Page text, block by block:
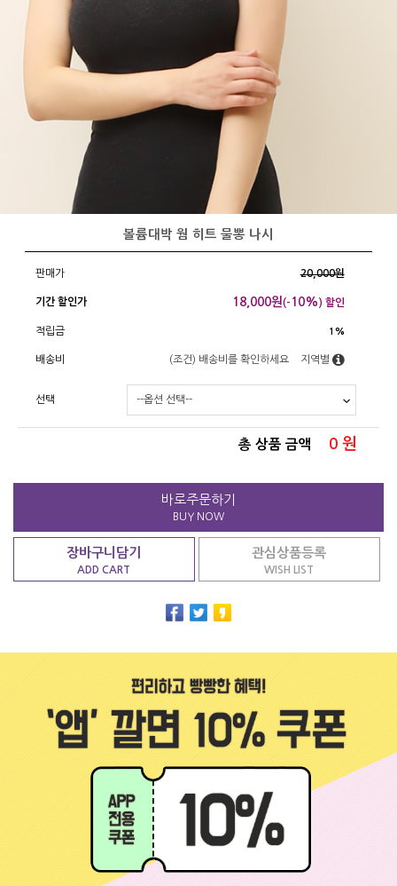
볼륨대박 웜 히트 물뽕 나시
판매가 20,000원
기간 할인가 18,000원(- 10%) 할인
적립금 1%
배송비 (조건) 배송비를 확인하세요 지역별
선택
총 상품 금액 0 원
바로주문하기
BUY NOW
장바구니담기
ADD CART
관심상품등록
WISH LIST